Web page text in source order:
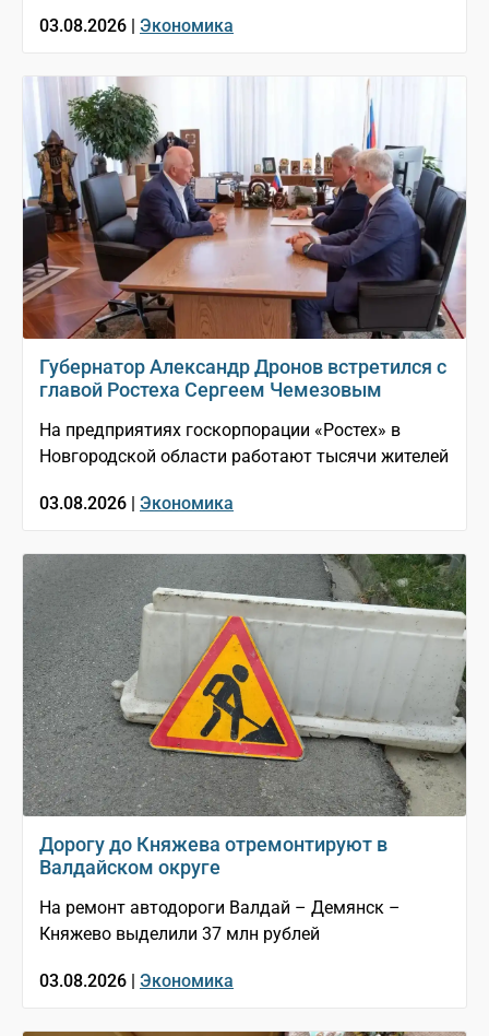
03.08.2026 | Экономика
Губернатор Александр Дронов встретился с
главой Ростеха Сергеем Чемезовым
На предприятиях госкорпорации «Ростех» в
Новгородской области работают тысячи жителей
03.08.2026 | Экономика
Дорогу до Княжева отремонтируют в
Валдайском округе
На ремонт автодороги Валдай – Демянск –
Княжево выделили 37 млн рублей
03.08.2026 | Экономика